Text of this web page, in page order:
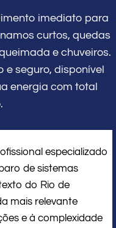
imediato para
curtos, quedas
e chuveiros.
e seguro, disponível
energia com total
especializado
de sistemas
do Rio de
mais relevante
e à complexidade